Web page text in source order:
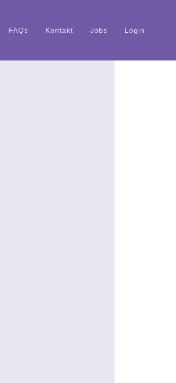
FAQs Kon­takt Jobs Log­in